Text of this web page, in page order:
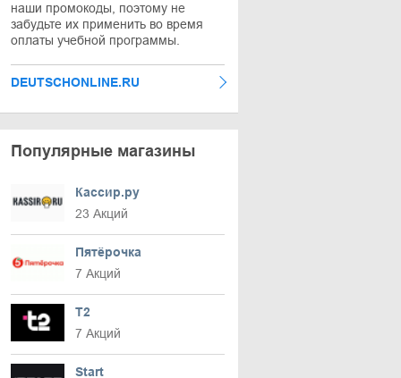
наши промокоды, поэтому не
забудьте их применить во время
оплаты учебной программы.
DEUTSCHONLINE.RU
Популярные магазины
Кассир.ру
23 Акций
Пятёрочка
7 Акций
T2
7 Акций
Start